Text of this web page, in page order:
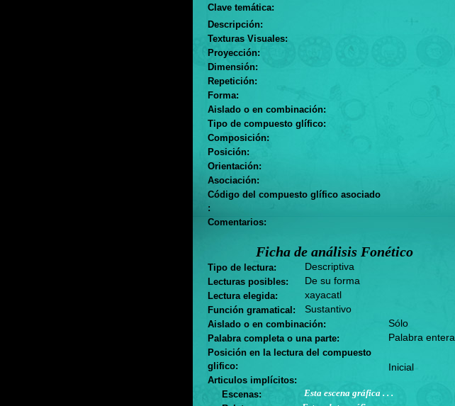
Clave temática:
Descripción:
Texturas Visuales:
Proyección:
Dimensión:
Repetición:
Forma:
Aislado o en combinación:
Tipo de compuesto glífico:
Composición:
Posición:
Orientación:
Asociación:
Código del compuesto glífico asociado
:
Comentarios:
Ficha de análisis Fonético
Tipo de lectura: Descriptiva
Lecturas posibles: De su forma
Lectura elegida: xayacatl
Función gramatical: Sustantivo
Aislado o en combinación: Sólo
Palabra completa o una parte: Palabra entera
Posición en la lectura del compuesto
glifico:
Inicial
Articulos implícitos:
Escenas:
Esta escena gráfica . . .